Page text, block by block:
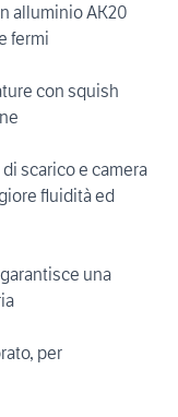
alluminio AK20
fermi
con squish
scarico e camera
fluidità ed
una
per